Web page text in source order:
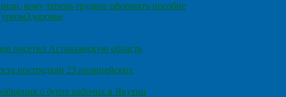
кому теперь труднее оформить пособие
Здоровье
посетил Астраханскую область
пострадали 23 полицейских
о бунте рабочих в Якутии